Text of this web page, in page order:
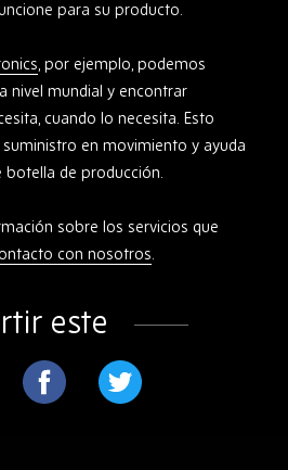
para su producto.
, por ejemplo, podemos
nivel mundial y encontrar
cuando lo necesita. Esto
en movimiento y ayuda
botella de producción.
sobre los servicios que
con nosotros.
este